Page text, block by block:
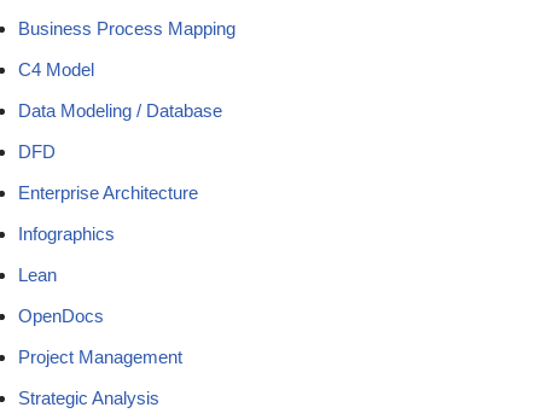
Business Process Mapping
C4 Model
Data Modeling / Database
DFD
Enterprise Architecture
Infographics
Lean
OpenDocs
Project Management
Strategic Analysis